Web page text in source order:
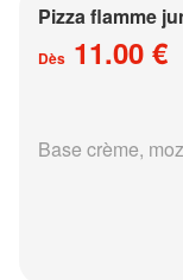
Pizza flamme
Dès 11.00 €
Base crème,